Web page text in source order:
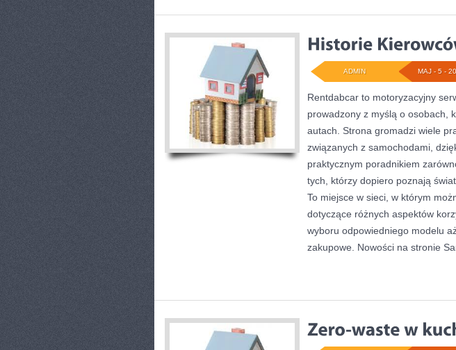
MAJ - 5 -
ADMIN
Rentdabcar to motoryzacyjny
prowadzony z myślą o osobach,
autach. Strona gromadzi wiele
związanych z samochodami,
praktycznym poradnikiem
tych, którzy dopiero poznają
To miejsce w sieci, w którym
dotyczące różnych aspektów
wyboru odpowiedniego modelu
zakupowe. Nowości na stronie